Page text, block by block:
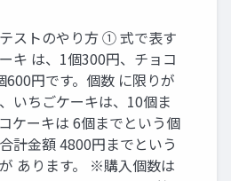
ストのやり方 ① 式で表す
キ は、1個300円、チョコ
600円です。個数 に限りが
いちごケーキは、10個ま
ケーキは 6個までという個
計金額 4800円までという
あります。 ※購入個数は